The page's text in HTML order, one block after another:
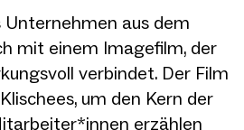
aus dem
mit einem Imagefilm, der
verbindet. Der Film
um den Kern der
erzählen